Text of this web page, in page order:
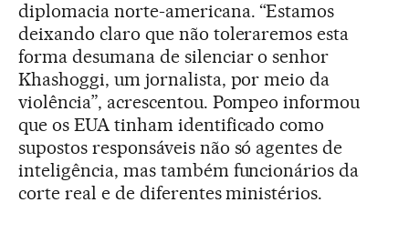
diplomacia norte-americana. “Estamos
deixando claro que não toleraremos esta
forma desumana de silenciar o senhor
Khashoggi, um jornalista, por meio da
violência”, acrescentou. Pompeo informou
que os EUA tinham identificado como
supostos responsáveis não só agentes de
inteligência, mas também funcionários da
corte real e de diferentes ministérios.